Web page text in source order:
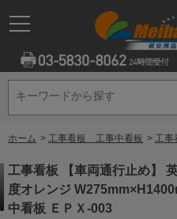
キーワードから探す
キーワードから探す
ホーム > 工事看板 工事中看板 > 工事
工事看板 【車両通行止め】
度オレンジ
中看板 ＥＰＸ-003